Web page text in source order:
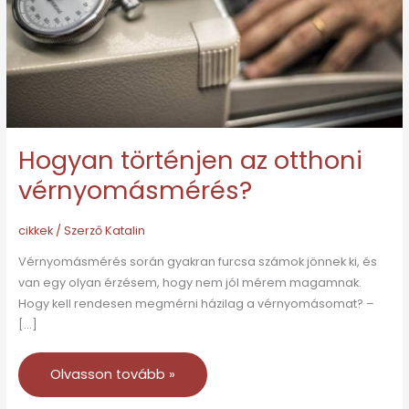
Hogyan történjen az otthoni
vérnyomásmérés?
cikkek/ SzerzőKatalin
Vérnyomásmérés során gyakran furcsa számok jönnek ki, és
van egy olyan érzésem, hogy nem jól mérem magamnak.
Hogy kell rendesen megmérni házilag a vérnyomásomat? –
[…]
Olvasson tovább »